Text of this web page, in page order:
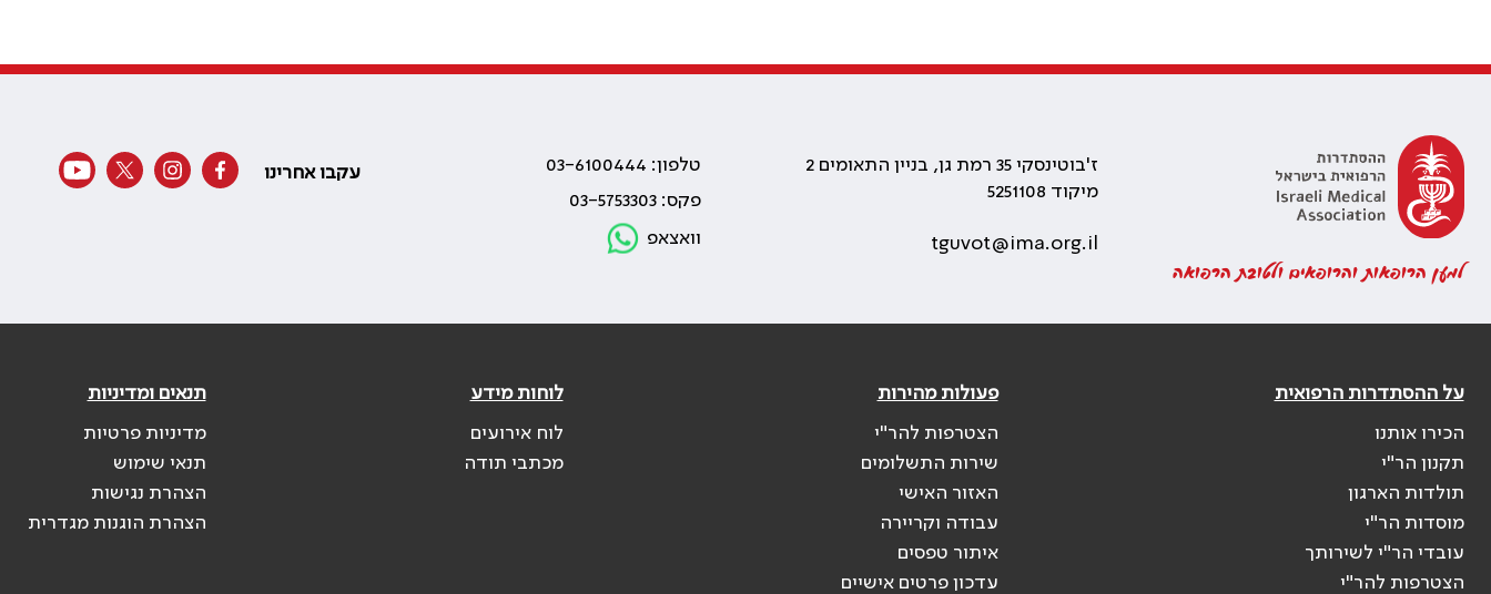
למען הרופאות והרופאים ולטובת הרפואה
ז'בוטינסקי 35 רמת גן, בניין התאומים 2
מיקוד 5251108
tguvot@ima.org.il
טלפון: 03-6100444
פקס: 03-5753303
וואצאפ
עקבו אחרינו
על ההסתדרות הרפואית
הכירו אותנו
תקנון הר"י
תולדות הארגון
מוסדות הר"י
עובדי הר"י לשירותך
הצטרפות להר"י
פעולות מהירות
הצטרפות להר"י
שירות התשלומים
האזור האישי
עבודה וקריירה
איתור טפסים
עדכון פרטים אישיים
לוחות מידע
לוח אירועים
מכתבי תודה
תנאים ומדיניות
מדיניות פרטיות
תנאי שימוש
הצהרת נגישות
הצהרת הוגנות מגדרית